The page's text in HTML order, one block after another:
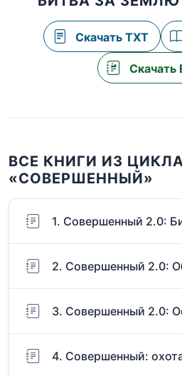
Скачать TXT
Скачать
ВСЕ КНИГИ ИЗ
«СОВЕРШЕННЫЙ»
1. Совершенный 2.0:
2. Совершенный 2.0:
3. Совершенный 2.0:
4. Совершенный: